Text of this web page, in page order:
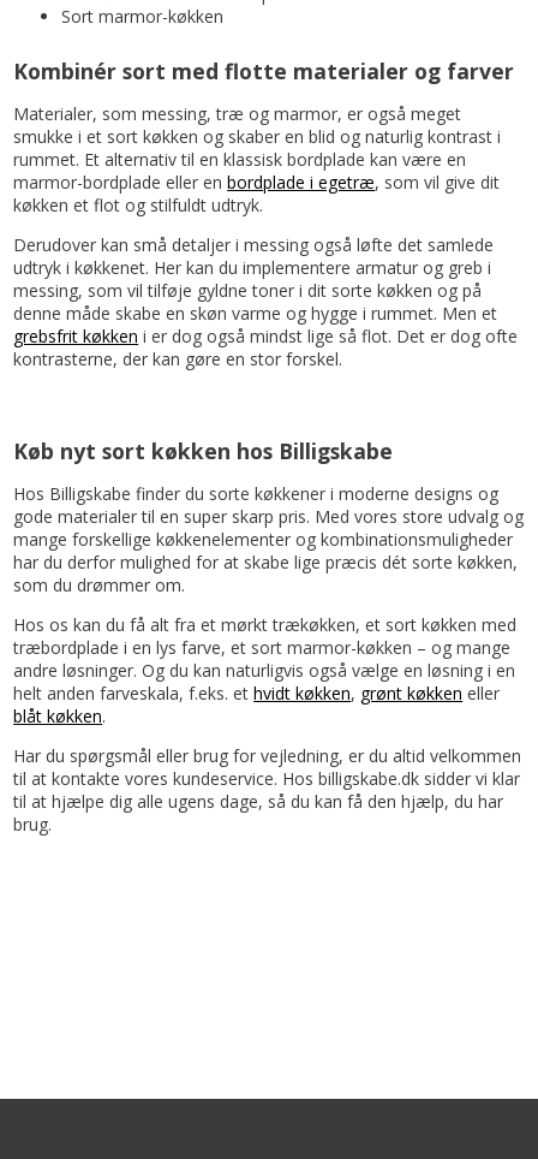
Sort marmor-køkken
Kombinér sort med flotte materialer og farver
Materialer, som messing, træ og marmor, er også meget
smukke i et sort køkken og skaber en blid og naturlig kontrast i
rummet. Et alternativ til en klassisk bordplade kan være en
marmor-bordplade eller enbordplade i egetræ, som vil give dit
køkken et flot og stilfuldt udtryk.
Derudover kan små detaljer i messing også løfte det samlede
udtryk i køkkenet. Her kan du implementere armatur og greb i
messing, som vil tilføje gyldne toner i dit sorte køkken og på
denne måde skabe en skøn varme og hygge i rummet. Men et
grebsfrit køkken i er dog også mindst lige så flot. Det er dog ofte
kontrasterne, der kan gøre en stor forskel.
Køb nyt sort køkken hos Billigskabe
Hos Billigskabe finder du sorte køkkener i moderne designs og
gode materialer til en super skarp pris. Med vores store udvalg og
mange forskellige køkkenelementer og kombinationsmuligheder
har du derfor mulighed for at skabe lige præcis dét sorte køkken,
som du drømmer om.
Hos os kan du få alt fra et mørkt trækøkken, et sort køkken med
træbordplade i en lys farve, et sort marmor-køkken – og mange
andre løsninger. Og du kan naturligvis også vælge en løsning i en
helt anden farveskala, f.eks. ethvidt køkken, grønt køkken eller
blåt køkken.
Har du spørgsmål eller brug for vejledning, er du altid velkommen
til at kontakte vores kundeservice. Hos billigskabe.dk sidder vi klar
til at hjælpe dig alle ugens dage, så du kan få den hjælp, du har
brug.